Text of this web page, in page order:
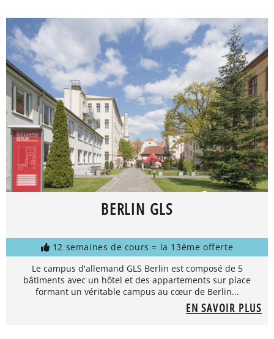
BERLIN GLS
12 semaines de cours = la 13ème offerte
Le campus d'allemand GLS Berlin est composé de 5
bâtiments avec un hôtel et des appartements sur place
formant un véritable campus au cœur de Berlin...
EN SAVOIR PLUS